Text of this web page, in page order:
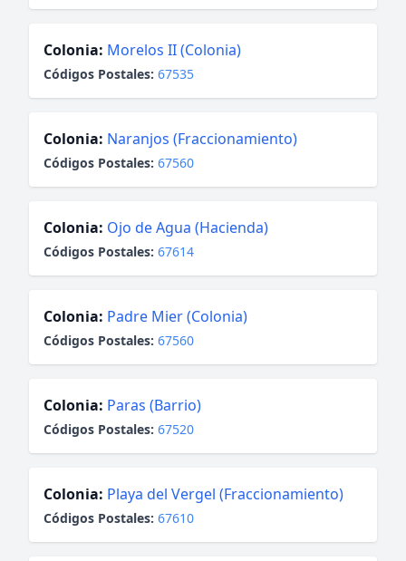
Colonia: Morelos II (Colonia)
Códigos Postales: 67535
Colonia: Naranjos (Fraccionamiento)
Códigos Postales: 67560
Colonia: Ojo de Agua (Hacienda)
Códigos Postales: 67614
Colonia: Padre Mier (Colonia)
Códigos Postales: 67560
Colonia: Paras (Barrio)
Códigos Postales: 67520
Colonia: Playa del Vergel (Fraccionamiento)
Códigos Postales: 67610